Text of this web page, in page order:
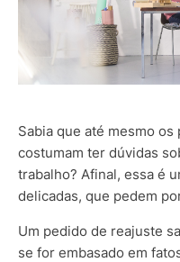
Sabia que até mesmo
costumam ter dúvidas
trabalho? Afinal, essa é
delicadas, que pedem
Um pedido de reajuste
se for embasado em